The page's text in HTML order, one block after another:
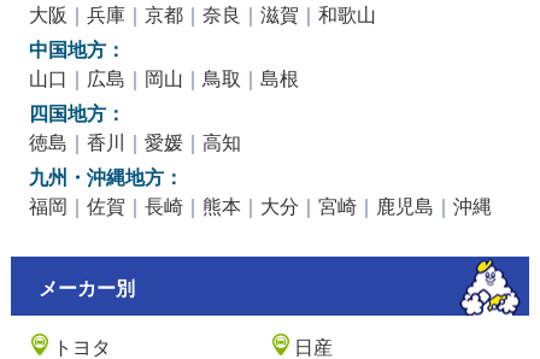
大阪 ｜ 兵庫｜ 京都｜ 奈良 ｜ 滋賀 ｜ 和歌山
中国地方：
山口 ｜ 広島 ｜ 岡山 ｜ 鳥取 ｜ 島根
四国地方：
徳島 ｜ 香川 ｜ 愛媛｜ 高知
九州・沖縄地方：
福岡 ｜ 佐賀 ｜ 長崎｜ 熊本 ｜ 大分 ｜ 宮崎｜ 鹿児島 ｜ 沖縄
メーカー別
トヨタ
日産